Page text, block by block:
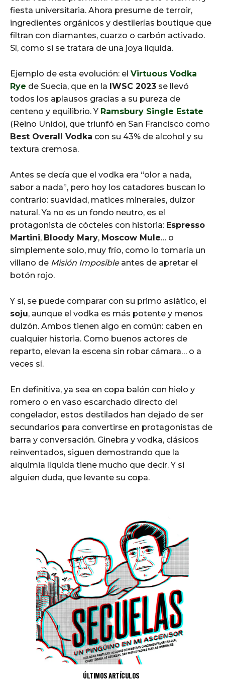
fiesta universitaria. Ahora presume de terroir,
ingredientes orgánicos y destilerías boutique que
filtran con diamantes, cuarzo o carbón activado.
Sí, como si se tratara de una joya líquida.
Ejemplo de esta evolución: el Virtuous Vodka
Rye de Suecia, que en la IWSC 2023 se llevó
todos los aplausos gracias a su pureza de
centeno y equilibrio. Y Ramsbury Single Estate
(Reino Unido), que triunfó en San Francisco como
Best Overall Vodka con su 43% de alcohol y su
textura cremosa.
Antes se decía que el vodka era “olor a nada,
sabor a nada”, pero hoy los catadores buscan lo
contrario: suavidad, matices minerales, dulzor
natural. Ya no es un fondo neutro, es el
protagonista de cócteles con historia: Espresso
Martini, Bloody Mary, Moscow Mule… o
simplemente solo, muy frío, como lo tomaría un
villano de Misión Imposibleantes de apretar el
botón rojo.
Y sí, se puede comparar con su primo asiático, el
soju, aunque el vodka es más potente y menos
dulzón. Ambos tienen algo en común: caben en
cualquier historia. Como buenos actores de
reparto, elevan la escena sin robar cámara… o a
veces sí.
En definitiva, ya sea en copa balón con hielo y
romero o en vaso escarchado directo del
congelador, estos destilados han dejado de ser
secundarios para convertirse en protagonistas de
barra y conversación. Ginebra y vodka, clásicos
reinventados, siguen demostrando que la
alquimia líquida tiene mucho que decir. Y si
alguien duda, que levante su copa.
ÚLTIMOS ARTÍCULOS